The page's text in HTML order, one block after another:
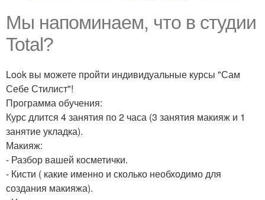
Мы напоминаем, что в студии
Total?
Look вы можете пройти индивидуальные курсы "Сам
Себе Стилист"!
Программа обучения:
Курс длится 4 занятия по 2 часа (3 занятия макияж и 1
занятие укладка).
Макияж:
- Разбор вашей косметички.
- Кисти ( какие именно и сколько необходимо для
создания макияжа).